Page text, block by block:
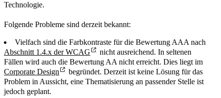
Technologie.
Folgende Probleme sind derzeit bekannt:
Vielfach sind die Farbkontraste für die Bewertung AAA nach
Abschnitt 1.4.x der WCAG
nicht ausreichend. In seltenen
Fällen wird auch die Bewertung AA nicht erreicht. Dies liegt im
Corporate Design
begründet. Derzeit ist keine Lösung für das
Problem in Aussicht, eine Thematisierung an passender Stelle ist
jedoch geplant.